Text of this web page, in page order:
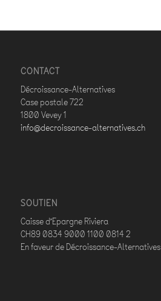
CONTACT
Décroissance-Alternatives
Case postale 722
1800 Vevey 1
info@decroissance-alternatives.ch
SOUTIEN
Caisse d’Epargne Riviera
CH89 0834 9000 1100 0814 2
En faveur de Décroissance-Alternatives